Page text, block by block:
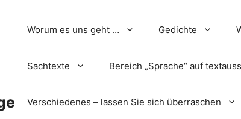
Worum es uns geht … Gedichte
Sachtexte Bereich „Sprache“ auf
Verschiedenes – lassen Sie sich überraschen